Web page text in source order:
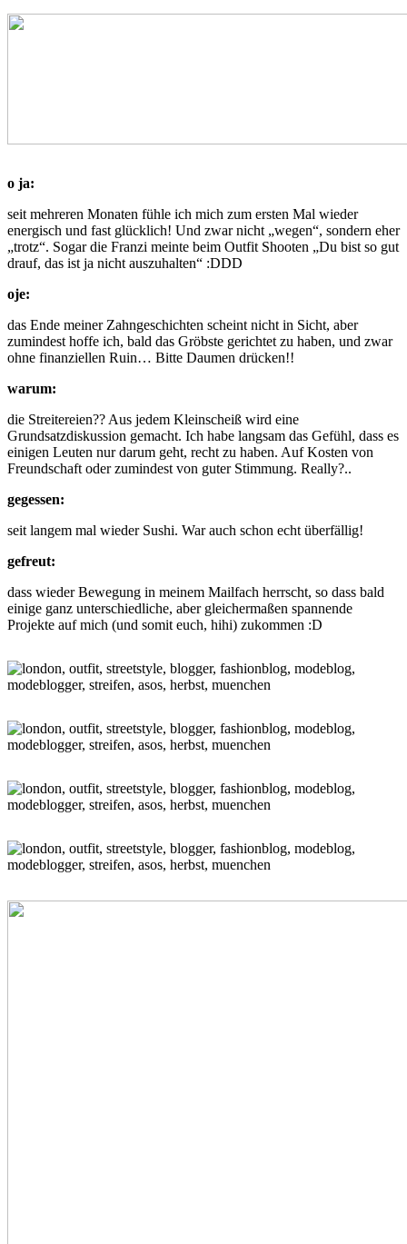
o ja:
seit mehreren Monaten fühle ich mich zum ersten Mal wieder
energisch und fast glücklich! Und zwar nicht „wegen“, sondern eher
„trotz“. Sogar die Franzi meinte beim Outfit Shooten „Du bist so gut
drauf, das ist ja nicht auszuhalten“ :DDD
oje:
das Ende meiner Zahngeschichten scheint nicht in Sicht, aber
zumindest hoffe ich, bald das Gröbste gerichtet zu haben, und zwar
ohne finanziellen Ruin… Bitte Daumen drücken!!
warum:
die Streitereien?? Aus jedem Kleinscheiß wird eine
Grundsatzdiskussion gemacht. Ich habe langsam das Gefühl, dass es
einigen Leuten nur darum geht, recht zu haben. Auf Kosten von
Freundschaft oder zumindest von guter Stimmung. Really?..
gegessen:
seit langem mal wieder Sushi. War auch schon echt überfällig!
gefreut:
dass wieder Bewegung in meinem Mailfach herrscht, so dass bald
einige ganz unterschiedliche, aber gleichermaßen spannende
Projekte auf mich (und somit euch, hihi) zukommen :D